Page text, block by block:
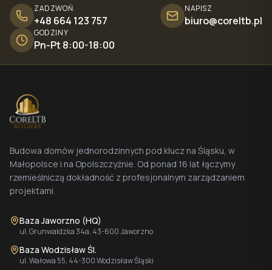
ZADZWOŃ
+48 664 123 757
NAPISZ
biuro@coreltb.pl
GODZINY
Pn-Pt 8:00-18:00
Budowa domów jednorodzinnych pod klucz na Śląsku, w
Małopolsce i na Opolszczyźnie. Od ponad 16 lat łączymy
rzemieślniczą dokładność z profesjonalnym zarządzaniem
projektami.
Baza Jaworzno (HQ)
ul. Grunwaldzka 34a, 43-600 Jaworzno
Baza Wodzisław Śl.
ul. Wałowa 55, 44-300 Wodzisław Śląski